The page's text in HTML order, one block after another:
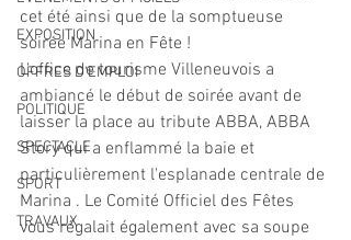
EXPOSITION
OFFRES D'EMPLOI
POLITIQUE
SPECTACLE
SPORT
TRAVAUX
cet été ainsi que de la somptueuse
soirée Marina en Fête !
L'office de tourisme Villeneuvois a
ambiancé le début de soirée avant de
laisser la place au tribute ABBA, ABBA
Story qui a enflammé la baie et
particulièrement l'esplanade centrale de
Marina . Le Comité Officiel des Fêtes
vous régalait également avec sa soupe